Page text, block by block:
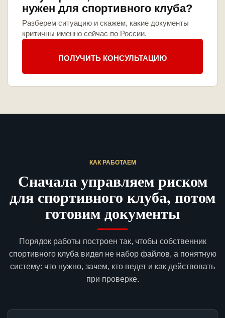
нужен для спортивного клуба?
Разберем ситуацию и скажем, какие документы
критичны именно сейчас по России.
ПОЛУЧИТЬ КОНСУЛЬТАЦИЮ
КАК РАБОТАЕМ
Сначала управляем риском
для спортивного клуба, потом
готовим документы
Порядок работы построен так, чтобы собственник
спортивного клуба видел не набор файлов, а понятную
систему: что нужно, зачем, кто ведет и как действовать
при проверке.